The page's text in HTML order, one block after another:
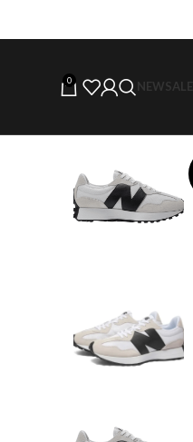
0 NEWSALE